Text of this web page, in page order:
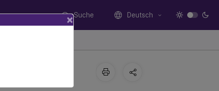
Suche Deutsch
×